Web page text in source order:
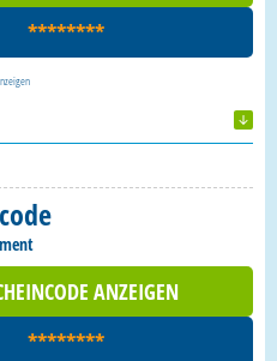
********
ANZEIGEN
********